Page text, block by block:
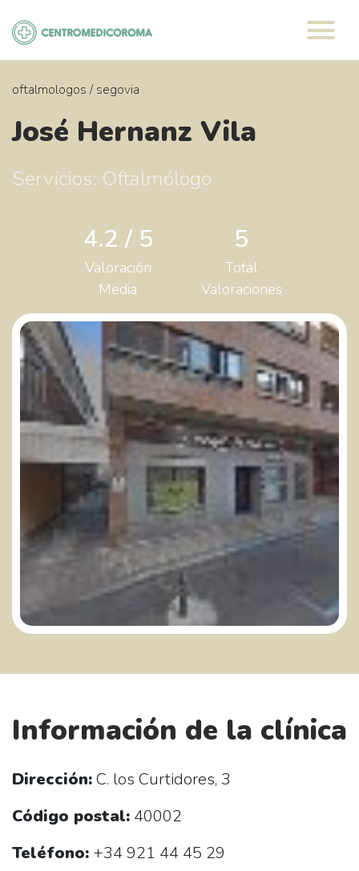
contenido
oftalmologos / segovia
José Hernanz Vila
Servicios: Oftalmólogo
4.2 / 5
Valoración
Media
5
Total
Valoraciones
Información de la clínica
Dirección:C. los Curtidores, 3
Código postal: 40002
Teléfono: +34 921 44 45 29